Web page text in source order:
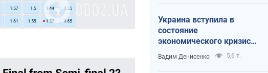
Украина вступила в
состояние
экономического кризиса.
Есть ли свет в конце
туннеля?
Вадим Денисенко 5,6 т.